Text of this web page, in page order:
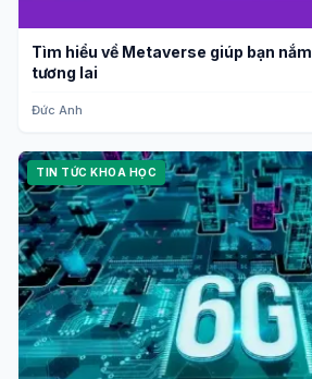
Tìm hiểu về Metaverse giúp bạn
tương lai
Đức Anh
TIN TỨC KHOA HỌC